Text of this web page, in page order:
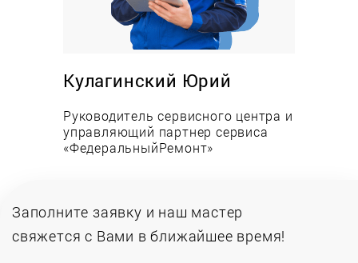
Низкие цены на работы и запасные части;
Опыт работы сервисных специалистов более
12-ми лет;
Всегда в наличии запчасти на складе;
Кулагинский Юрий
Руководитель сервисного центра и
управляющий партнер сервиса
«ФедеральныйРемонт»
Заполните заявку и наш мастер
свяжется с Вами в ближайшее время!